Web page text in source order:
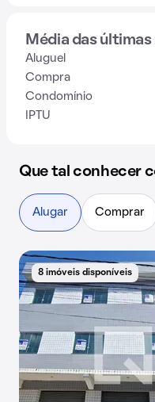
Média das
Aluguel
Compra
Condomínio
IPTU
Que tal conhecer
Alugar Comprar
8 imóveis disponíveis